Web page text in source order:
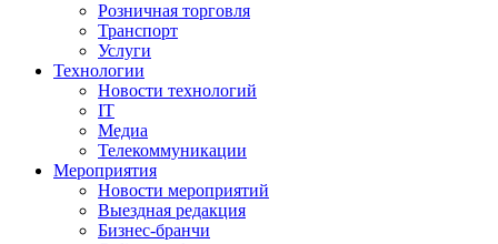
Розничная торговля
Транспорт
Услуги
Технологии
Новости технологий
IT
Медиа
Телекоммуникации
Мероприятия
Новости мероприятий
Выездная редакция
Бизнес-бранчи